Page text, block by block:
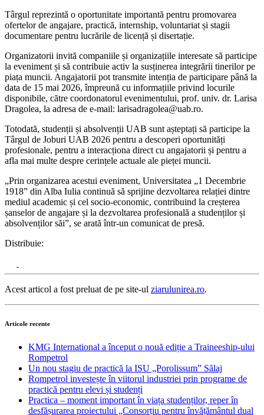
Târgul reprezintă o oportunitate importantă pentru promovarea
ofertelor de angajare, practică, internship, voluntariat și stagii
documentare pentru lucrările de licență și disertație.
Organizatorii invită companiile și organizațiile interesate să participe
la eveniment și să contribuie activ la susținerea integrării tinerilor pe
piața muncii. Angajatorii pot transmite intenția de participare până la
data de 15 mai 2026, împreună cu informațiile privind locurile
disponibile, către coordonatorul evenimentului, prof. univ. dr. Larisa
Dragolea, la adresa de e-mail: larisadragolea@uab.ro.
Totodată, studenții și absolvenții UAB sunt așteptați să participe la
Târgul de Joburi UAB 2026 pentru a descoperi oportunități
profesionale, pentru a interacționa direct cu angajatorii și pentru a
afla mai multe despre cerințele actuale ale pieței muncii.
„Prin organizarea acestui eveniment, Universitatea „1 Decembrie
1918” din Alba Iulia continuă să sprijine dezvoltarea relației dintre
mediul academic și cel socio-economic, contribuind la creșterea
șanselor de angajare și la dezvoltarea profesională a studenților și
absolvenților săi”, se arată într-un comunicat de presă.
Distribuie:
Acest articol a fost preluat de pe site-ul ziarulunirea.ro.
Articole recente
KMG International a început o nouă ediție a Traineeship-ului
Rompetrol
Un nou stagiu de practică la ISU „Porolissum” Sălaj
Rompetrol investește în viitorul industriei prin programe de
practică pentru elevi și studenți
Practica – moment important în viața studenților, reper în
desfășurarea proiectului „Consorțiu pentru învățământul dual